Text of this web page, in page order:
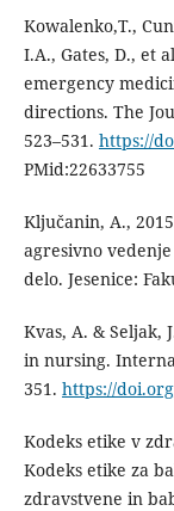
Kowalenko,T.,
I.A., Gates, D., et
emergency
directions. The
523–531. https://
PMid:22633755
Ključanin, A.,
agresivno
delo. Jesenice:
Kvas, A. & Seljak,
in nursing.
351. https://
Kodeks etike v
Kodeks etike za
zdravstvene in